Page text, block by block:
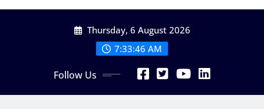
Thursday, 6 August 2026
7:33:48 AM
Follow Us